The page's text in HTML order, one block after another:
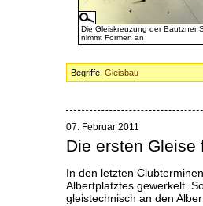
Die Gleiskreuzung der Bautzner
nimmt Formen an
Begriffe:Gleisbau
07. Februar 2011
Die ersten Gleise
In den letzten
Albertplatztes gewerkelt.
gleistechnisch an den